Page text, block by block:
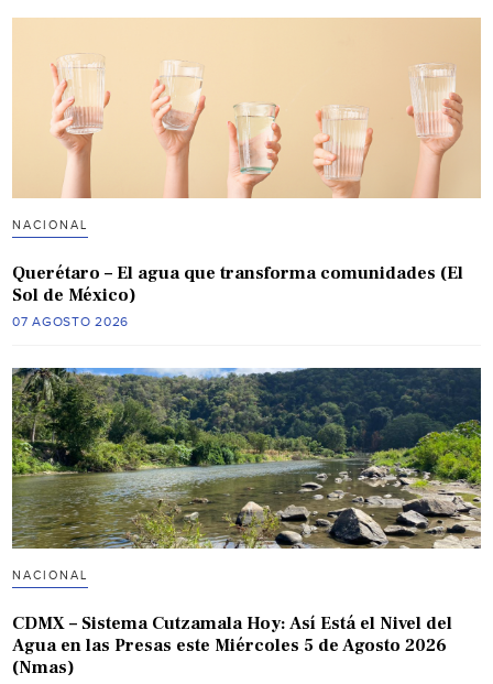
NACIONAL
Querétaro – El agua que transforma comunidades (El
Sol de México)
07 AGOSTO 2026
NACIONAL
CDMX – Sistema Cutzamala Hoy: Así Está el Nivel del
Agua en las Presas este Miércoles 5 de Agosto 2026
(Nmas)